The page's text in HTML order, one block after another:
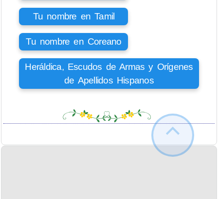
Tu nombre en Tamil
Tu nombre en Coreano
Heráldica, Escudos de Armas y Orígenes
de Apellidos Hispanos